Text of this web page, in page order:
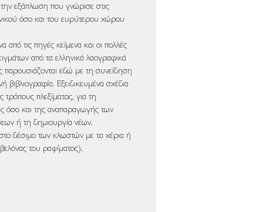
εξάπλωση που γνώρισε στις
όσο και του ευρύτερου χώρου
από τις πηγές κείμενα και οι πολλές
από τα ελληνικά λαογραφικά
παρουσιάζονται εδώ με τη συνείδηση
βιβλιογραφία. Εξειδικευμένα σχέδια
πλεξίματος, για τη
όσο και της αναπαραγωγής των
ή τη δημιουργία νέων.
δέσιμο των κλωστών με τα χέρια ή
του ραψίματος).